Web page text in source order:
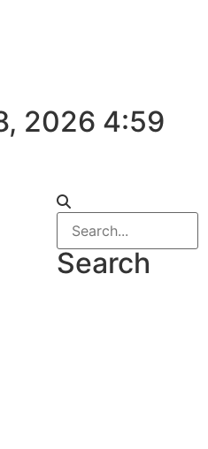
2026 4:59
Search